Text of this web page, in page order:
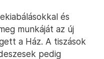
és
munkáját az új
a Ház. A tiszások
pedig